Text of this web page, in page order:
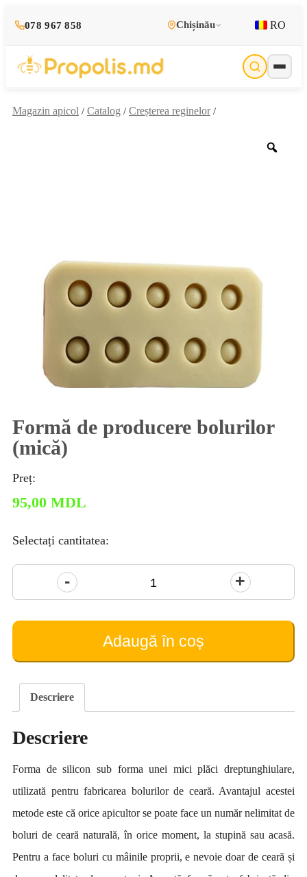
078 967 858 Chișinău RO
Magazin apicol / Catalog / Creșterea reginelor/
Formă de producere bolurilor
(mică)
Preț:
95,00 MDL
Selectați cantitatea:
Cantitate
Formă
de
(mică)
Adaugă în coș
Descriere
Descriere
Forma de silicon sub forma unei mici plăci dreptunghiulare,
utilizată pentru fabricarea bolurilor de ceară. Avantajul acestei
metode este că orice apicultor se poate face un număr nelimitat de
boluri de ceară naturală, în orice moment, la stupină sau acasă.
Pentru a face boluri cu mâinile proprii, e nevoie doar de ceară și